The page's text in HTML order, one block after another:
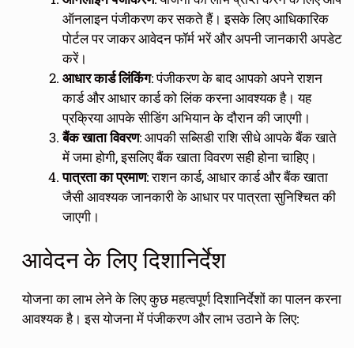
ऑनलाइन पंजीकरण कर सकते हैं। इसके लिए आधिकारिक
पोर्टल पर जाकर आवेदन फॉर्म भरें और अपनी जानकारी अपडेट
करें।
आधार कार्ड लिंकिंग: पंजीकरण के बाद आपको अपने राशन
कार्ड और आधार कार्ड को लिंक करना आवश्यक है। यह
प्रक्रिया आपके सीडिंग अभियान के दौरान की जाएगी।
बैंक खाता विवरण: आपकी सब्सिडी राशि सीधे आपके बैंक खाते
में जमा होगी, इसलिए बैंक खाता विवरण सही होना चाहिए।
पात्रता का प्रमाण: राशन कार्ड, आधार कार्ड और बैंक खाता
जैसी आवश्यक जानकारी के आधार पर पात्रता सुनिश्चित की
जाएगी।
आवेदन के लिए दिशानिर्देश
योजना का लाभ लेने के लिए कुछ महत्वपूर्ण दिशानिर्देशों का पालन करना
आवश्यक है। इस योजना में पंजीकरण और लाभ उठाने के लिए: